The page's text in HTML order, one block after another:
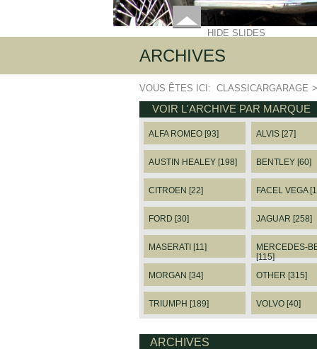
HIDE SLIDES
ARCHIVES
VOUS ÊTES ICI: CLASSICARGARAGE
VOIR L'ARCHIVE PAR MARQUE
ALFA ROMEO [93] ALVIS [27]
AUSTIN HEALEY [198] BENTLEY [60]
CITROEN [22] FACEL VEGA
FORD [30] JAGUAR [258]
MASERATI [11]
MERCEDES-
[115]
MORGAN [34] OTHER [315]
TRIUMPH [189] VOLVO [40]
ARCHIVES